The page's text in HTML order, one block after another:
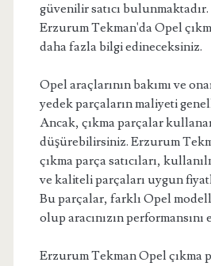
güvenilir satıcı
Erzurum Tekman'da Opel
daha fazla bilgi edineceksiniz.
Opel araçlarının bakımı ve
yedek parçaların maliyeti
Ancak, çıkma parçalar
düşürebilirsiniz. Erzurum
çıkma parça satıcıları,
ve kaliteli parçaları uygun
Bu parçalar, farklı Opel
olup aracınızın performansını
Erzurum Tekman Opel çıkma